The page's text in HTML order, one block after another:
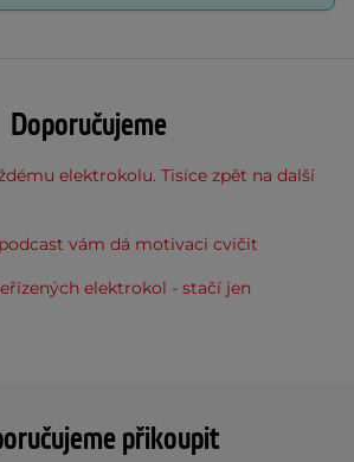
přikoupit
Doporučujeme
elektrokolu. Tisíce zpět na další
vám dá motivaci cvičit
elektrokol - stačí jen